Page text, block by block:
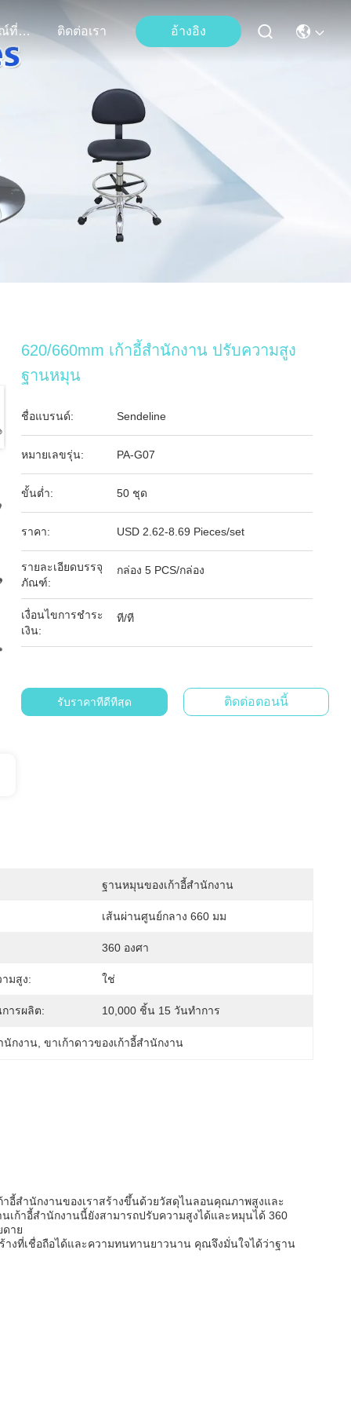
เหตุการณ์ที่เกิดขึ้น ติดต่อเรา อ้างอิง
620/660mm เก้าอี้สํานักงาน ปรับความสูง
ฐานหมุน
ชื่อแบรนด์: Sendeline
หมายเลขรุ่น: PA-G07
ขั้นต่ำ: 50 ชุด
ราคา: USD 2.62-8.69 Pieces/set
รายละเอียดบรรจุ
ภัณฑ์:
กล่อง 5 PCS/กล่อง
เงื่อนไขการชำระ
เงิน:
ที/ที
รับราคาที่ดีที่สุด ติดต่อตอนนี้
ฐานหมุนของเก้าอี้สํานักงาน
เส้นผ่านศูนย์กลาง 660 มม
360 องศา
มสูง: ใช่
ารผลิต: 10,000 ชิ้น 15 วันทำการ
นักงาน , ขาเก้าดาวของเก้าอี้สํานักงาน
อี้สำนักงานของเราสร้างขึ้นด้วยวัสดุไนลอนคุณภาพสูงและ
ก้าอี้สำนักงานนี้ยังสามารถปรับความสูงได้และหมุนได้ 360
ดาย
งที่เชื่อถือได้และความทนทานยาวนาน คุณจึงมั่นใจได้ว่าฐาน